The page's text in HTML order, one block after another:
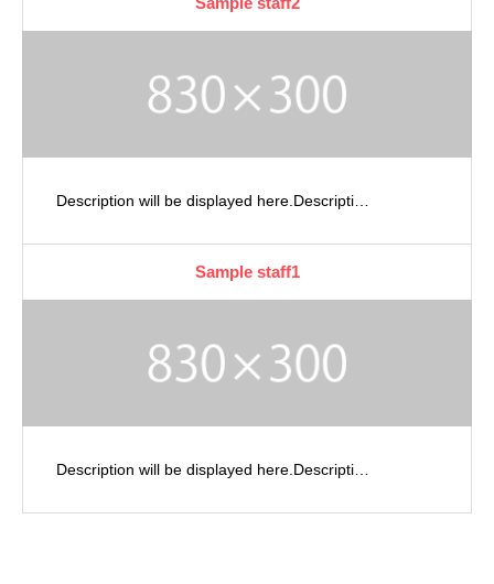
Description will be displayed here.Descripti…
Sample staff1
Description will be displayed here.Descripti…